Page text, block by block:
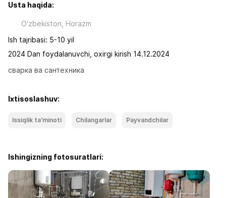
Usta haqida:
O'zbekiston, Horazm
Ish tajribasi: 5-10 yil
2024 Dan foydalanuvchi, oxirgi kirish 14.12.2024
сварка ва сантехника
Ixtisoslashuv:
Issiqlik ta'minoti Chilangarlar Payvandchilar
Ishingizning fotosuratlari: